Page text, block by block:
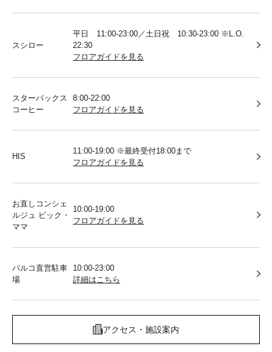
スシロー
平日 11:00-23:00／土日祝 10:30-23:00 ※L.O.
22:30
フロアガイドを見る
スターバックス
コーヒー
8:00-22:00
フロアガイドを見る
HIS
11:00-19:00 ※最終受付18:00まで
フロアガイドを見る
お直しコンシェ
ルジュ ビック・
ママ
10:00-19:00
フロアガイドを見る
パルコ直営駐車
場
10:00-23:00
詳細はこちら
アクセス・施設案内